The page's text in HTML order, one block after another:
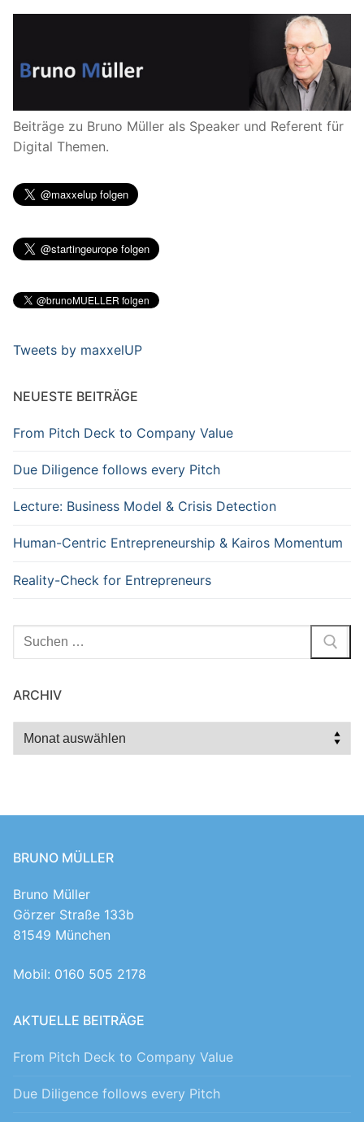
Beiträge zu Bruno Müller als Speaker und Referent für
Digital Themen.
Tweets by maxxelUP
NEUESTE BEITRÄGE
From Pitch Deck to Company Value
Due Diligence follows every Pitch
Lecture: Business Model & Crisis Detection
Human-Centric Entrepreneurship & Kairos Momentum
Reality-Check for Entrepreneurs
Suchen
nach:
ARCHIV
Archiv
BRUNO MÜLLER
Bruno Müller
Görzer Straße 133b
81549 München
Mobil: 0160 505 2178
AKTUELLE BEITRÄGE
From Pitch Deck to Company Value
Due Diligence follows every Pitch